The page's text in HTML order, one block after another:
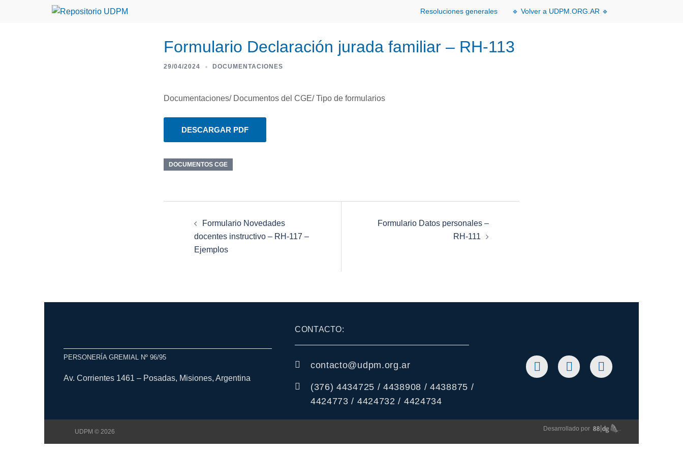
Resoluciones generales 🔹 Volver a UDPM.ORG.AR 🔹
Formulario Declaración jurada familiar – RH-113
29/04/2024 DOCUMENTACIONES
Documentaciones/ Documentos del CGE/ Tipo de formularios
DESCARGAR PDF
DOCUMENTOS CGE
Formulario Novedades
docentes instructivo – RH-117 –
Ejemplos
Formulario Datos personales –
RH-111
PERSONERÍA GREMIAL Nº 96/95
Av. Corrientes 1461 – Posadas, Misiones, Argentina
CONTACTO:
contacto@udpm.org.ar
(376) 4434725 / 4438908 / 4438875 /
4424773 / 4424732 / 4424734
UDPM © 2026 Desarrollado por